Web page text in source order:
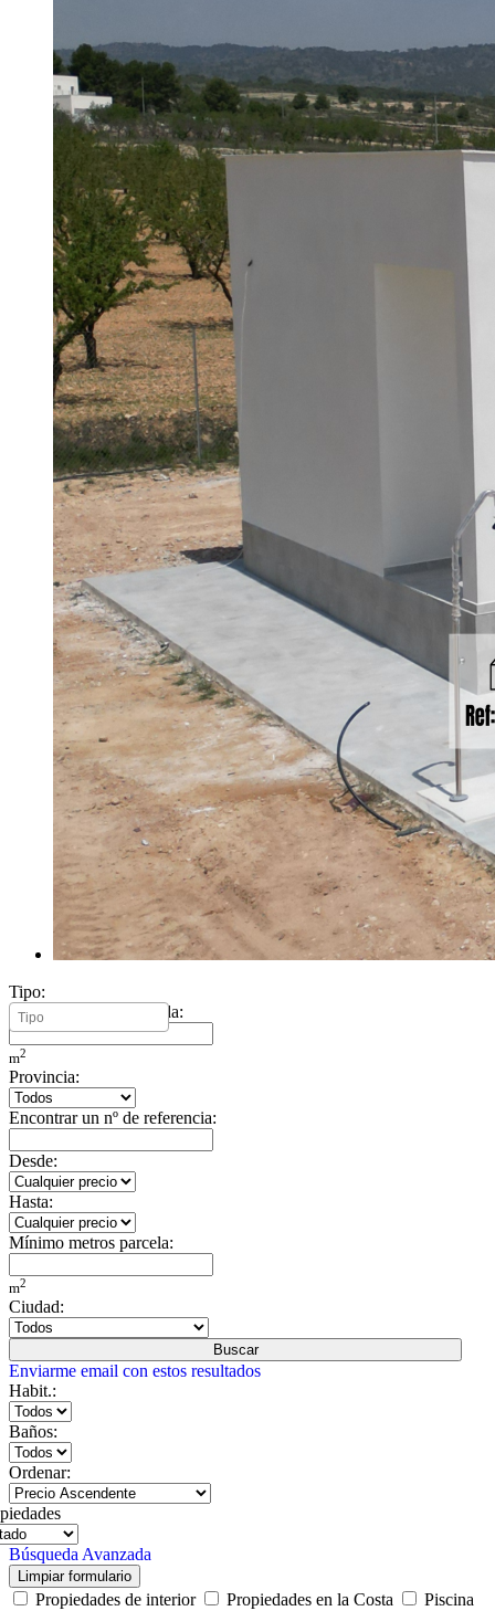
Tipo:
Mínimo metros vivienda:
m2
Provincia:
Encontrar un nº de referencia:
Desde:
Hasta:
Mínimo metros parcela:
m2
Ciudad:
Buscar
Enviarme email con estos resultados
Habit.:
Baños:
Ordenar:
Búsqueda Avanzada
Limpiar formulario
Propiedades de interior Propiedades en la Costa
Piscina